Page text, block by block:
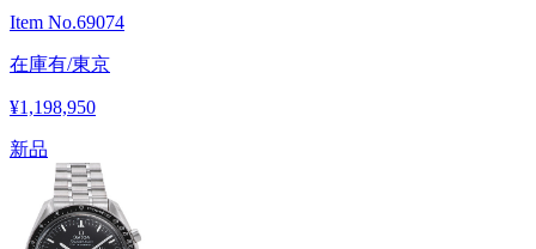
Item No.69074
在庫有/東京
¥1,198,950
新品